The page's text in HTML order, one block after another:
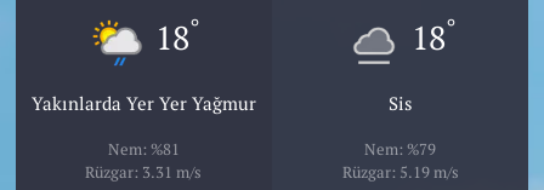
18°
Yakınlarda Yer Yer Yağmur
Nem: %81
Rüzgar: 3.31 m/s
18°
Sis
Nem: %79
Rüzgar: 5.19 m/s